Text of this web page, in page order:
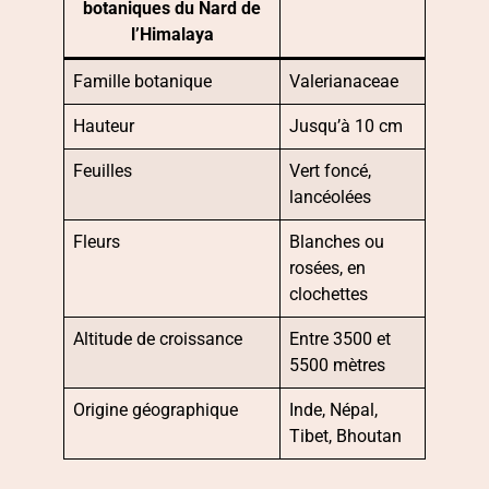
botaniques du Nard de
l’Himalaya
Famille botanique Valerianaceae
Hauteur Jusqu’à 10 cm
Feuilles
Vert foncé,
lancéolées
Fleurs
Blanches ou
rosées, en
clochettes
Altitude de croissance
Entre 3500 et
5500 mètres
Origine géographique
Inde, Népal,
Tibet, Bhoutan